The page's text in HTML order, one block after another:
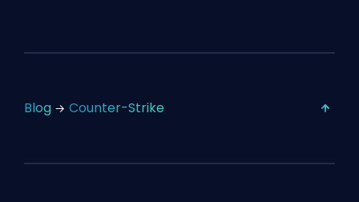
Blog Counter-Strike